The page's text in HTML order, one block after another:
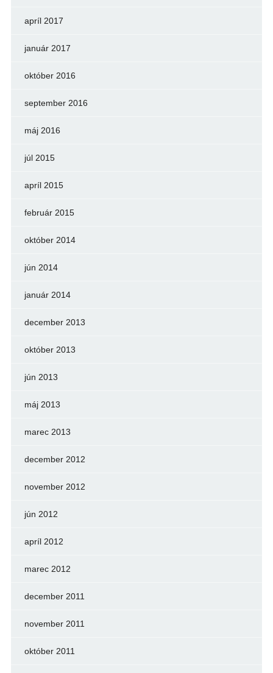
apríl 2017
január 2017
október 2016
september 2016
máj 2016
júl 2015
apríl 2015
február 2015
október 2014
jún 2014
január 2014
december 2013
október 2013
jún 2013
máj 2013
marec 2013
december 2012
november 2012
jún 2012
apríl 2012
marec 2012
december 2011
november 2011
október 2011